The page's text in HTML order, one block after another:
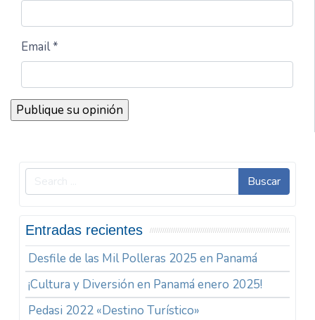
Email *
Buscar
Entradas recientes
Desfile de las Mil Polleras 2025 en Panamá
¡Cultura y Diversión en Panamá enero 2025!
Pedasi 2022 «Destino Turístico»